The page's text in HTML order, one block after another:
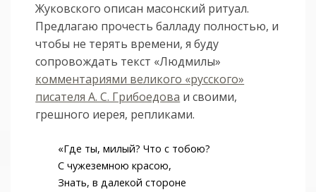
Жуковского описан масонский ритуал.
Предлагаю прочесть балладу полностью, и
чтобы не терять времени, я буду
сопровождать текст «Людмилы»
комментариями великого «русского»
писателя А. С. Грибоедова и своими,
грешного иерея, репликами.
«Где ты, милый? Что с тобою?
С чужеземною красою,
Знать, в далекой стороне